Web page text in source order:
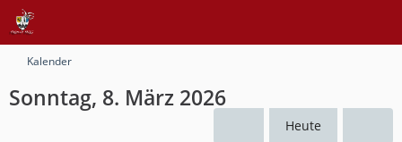
Kalender
Sonntag, 8. März 2026
Heute